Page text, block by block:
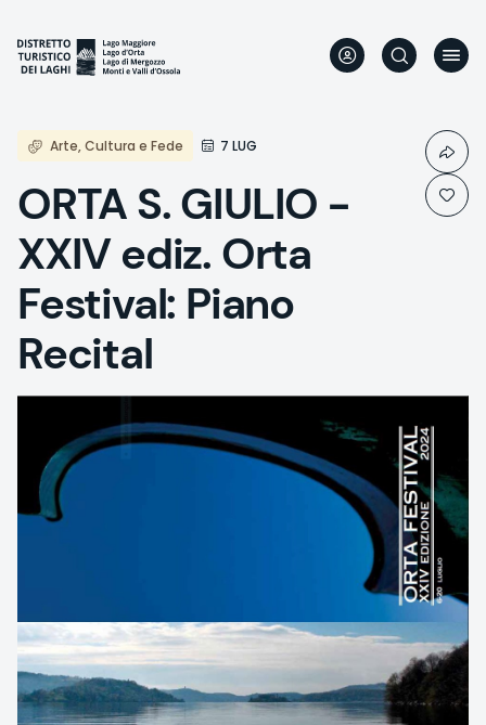
Inhalt
Arte, Cultura e Fede 7 LUG
ORTA S. GIULIO -
XXIV ediz. Orta
Festival: Piano
Recital